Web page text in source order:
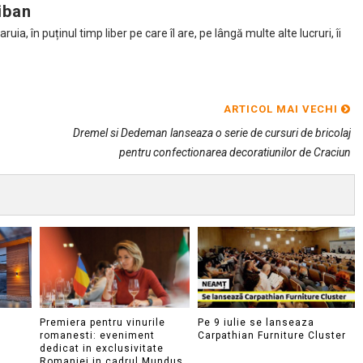
în puținul timp liber pe care îl are, pe lângă multe alte lucruri, îi
ARTICOL MAI VECHI
Dremel si Dedeman lanseaza o serie de cursuri de bricolaj
pentru confectionarea decoratiunilor de Craciun
Premiera pentru vinurile
romanesti: eveniment
dedicat in exclusivitate
Pe 9 iulie se lanseaza
Carpathian Furniture Cluster